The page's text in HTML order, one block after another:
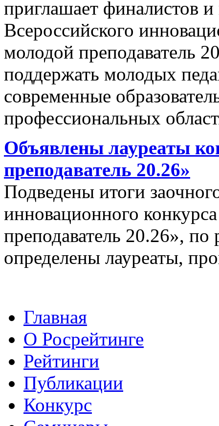
приглашает финалистов
Всероссийского
молодой преподаватель
поддержать молодых
современные
профессиональных
Объявлены лауреаты
преподаватель 20.26»
Подведены итоги
инновационного
преподаватель 20.26», по
определены лауреаты,
Главная
О Росрейтинге
Рейтинги
Публикации
Конкурс